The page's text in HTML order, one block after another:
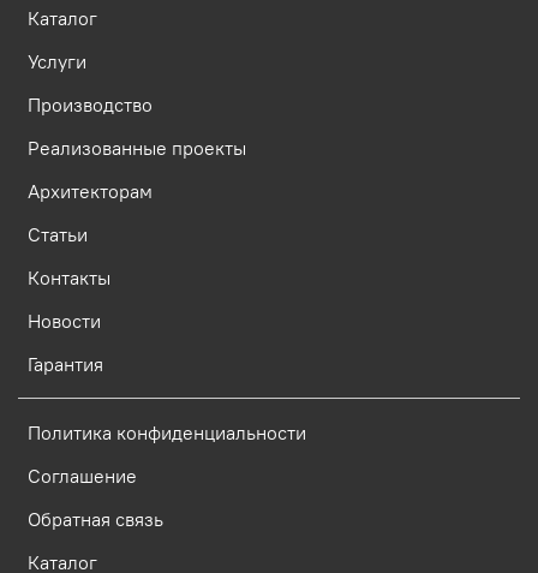
Каталог
Услуги
Производство
Реализованные проекты
Архитекторам
Статьи
Контакты
Новости
Гарантия
Политика конфиденциальности
Соглашение
Обратная связь
Каталог